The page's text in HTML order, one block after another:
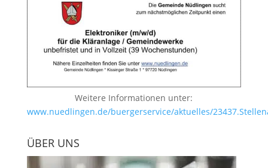
Weitere Informationen unter:
www.nuedlingen.de/buergerservice/aktuelles/
ÜBER UNS